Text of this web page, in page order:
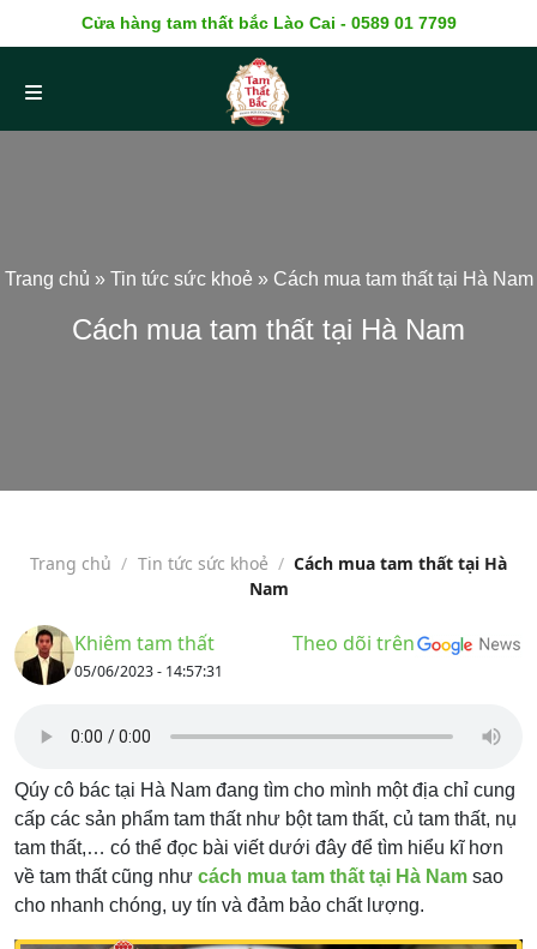
Cửa hàng tam thất bắc Lào Cai - 0589 01 7799
Trang chủ » Tin tức sức khoẻ » Cách mua tam thất tại Hà Nam
Cách mua tam thất tại Hà Nam
Trang chủ / Tin tức sức khoẻ / Cách mua tam thất tại Hà
Nam
Khiêm tam thất
05/06/2023 - 14:57:31
Theo dõi trên
Qúy cô bác tại Hà Nam đang tìm cho mình một địa chỉ cung
cấp các sản phẩm tam thất như bột tam thất, củ tam thất, nụ
tam thất,… có thể đọc bài viết dưới đây để tìm hiểu kĩ hơn
về tam thất cũng như cách mua tam thất tại Hà Nam sao
cho nhanh chóng, uy tín và đảm bảo chất lượng.